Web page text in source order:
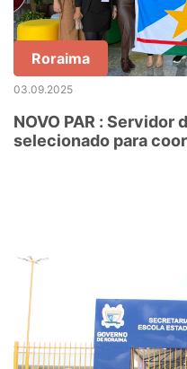
Roraima
03.09.2025
NOVO PAR : Servidor
selecionado para